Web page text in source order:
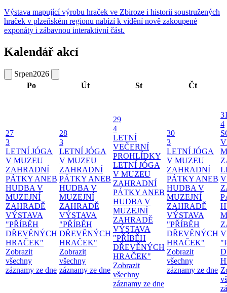
Výstava mapující výrobu hraček ve Zbiroze i historii soustružených
hraček v plzeňském regionu nabízí k vidění nově zakoupené
exponáty i zábavnou interaktivní část.
Kalendář akcí
Srpen2026
Po
Út St Čt
27
3
LETNÍ JÓGA
V MUZEU
ZAHRADNÍ
PÁTKY ANEB
HUDBA V
MUZEJNÍ
ZAHRADĚ
VÝSTAVA
"PŘÍBĚH
DŘEVĚNÝCH
HRAČEK"
Zobrazit
všechny
záznamy ze dne
28
3
LETNÍ JÓGA
V MUZEU
ZAHRADNÍ
PÁTKY ANEB
HUDBA V
MUZEJNÍ
ZAHRADĚ
VÝSTAVA
"PŘÍBĚH
DŘEVĚNÝCH
HRAČEK"
Zobrazit
všechny
záznamy ze dne
29
4
LETNÍ
VEČERNÍ
PROHLÍDKY
LETNÍ JÓGA
V MUZEU
ZAHRADNÍ
PÁTKY ANEB
HUDBA V
MUZEJNÍ
ZAHRADĚ
VÝSTAVA
"PŘÍBĚH
DŘEVĚNÝCH
HRAČEK"
Zobrazit
všechny
záznamy ze dne
30
3
LETNÍ JÓGA
V MUZEU
ZAHRADNÍ
PÁTKY ANEB
HUDBA V
MUZEJNÍ
ZAHRADĚ
VÝSTAVA
"PŘÍBĚH
DŘEVĚNÝCH
HRAČEK"
Zobrazit
všechny
záznamy ze dne
4